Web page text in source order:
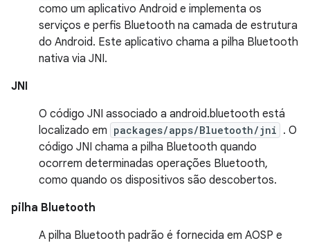
como um aplicativo Android e implementa os
serviços e perfis Bluetooth na camada de estrutura
do Android. Este aplicativo chama a pilha Bluetooth
nativa via JNI.
JNI
O código JNI associado a android.bluetooth está
localizado em packages/apps/Bluetooth/jni . O
código JNI chama a pilha Bluetooth quando
ocorrem determinadas operações Bluetooth,
como quando os dispositivos são descobertos.
pilha Bluetooth
A pilha Bluetooth padrão é fornecida em AOSP e